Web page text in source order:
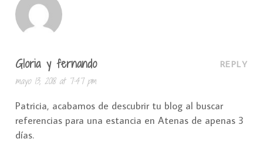
Gloria y fernando
mayo 13, 2018 at 7:47 pm
REPLY
Patricia, acabamos de descubrir tu blog al buscar
referencias para una estancia en Atenas de apenas 3
días.